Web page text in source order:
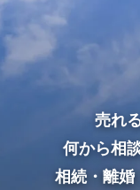
売れ
何から相
相続・離婚